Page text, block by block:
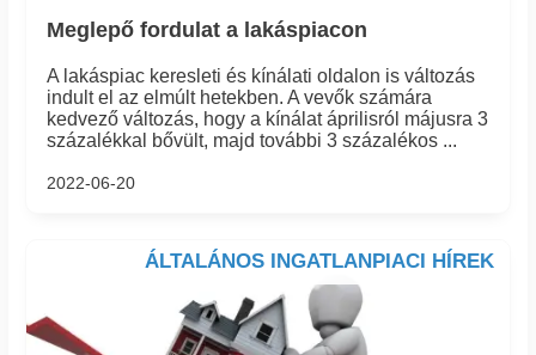
Meglepő fordulat a lakáspiacon
A lakáspiac keresleti és kínálati oldalon is változás
indult el az elmúlt hetekben. A vevők számára
kedvező változás, hogy a kínálat áprilisról májusra 3
százalékkal bővült, majd további 3 százalékos ...
2022-06-20
ÁLTALÁNOS INGATLANPIACI HÍREK